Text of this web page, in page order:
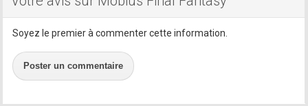
Soyez le premier à commenter cette information.
Poster un commentaire